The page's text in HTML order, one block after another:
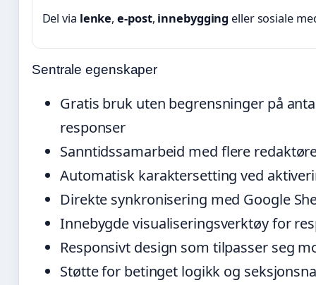
Del via lenke,e-post, innebygging eller sosiale
Sentrale egenskaper
Gratis bruk uten begrensninger på
responser
Sanntidssamarbeid med flere
Automatisk karaktersetting ved
Direkte synkronisering med Google
Innebygde visualiseringsverktøy for
Responsivt design som tilpasser seg
Støtte for betinget logikk og